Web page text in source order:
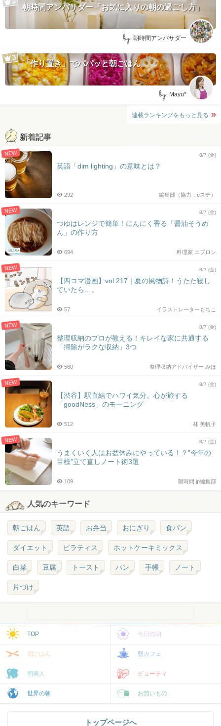
朝時間アンバサダー「お気に入りの朝の過ごし方」
by: 朝時間アンバサダー
「作り置き」でパパッと朝ごはん
by: Mayu*
連載ランキングをもっと見る
新着記事
NEW 8/7 (金)
英語「dim lighting」の意味とは？
編集部（協力：eステ）
292
NEW
BLOG
8/7 (金)
つゆはレンジで簡単！にんにく香る「醤油そうめ
ん」の作り方
料理家 エプロン
694
NEW 8/7 (金)
【四コマ漫画】vol.217｜夏の風物詩！うたた寝し
ていたら…。
イラストレーターもちこ
57
NEW 8/7 (金)
整理収納のプロが教える！キレイな家に共通する
「掃除がラクな収納」3つ
整理収納アドバイザー みほ
560
NEW 8/7 (金)
【渋谷】駅直結でハワイ気分。心が旅する
「goodNess」のモーニング
林 美帆子
512
NEW 8/7 (金)
うまくいく人はお盆休みにやっている！？”今年の
目標”立て直しノート術3選
朝時間.jp編集部
109
人気のキーワード
朝ごはん 英語 お弁当 おにぎり 食パン
ダイエット ピラティス ホットケーキミックス
白菜 豆腐 トースト パン 手帳 ノート
片づけ
TOP 今日の朝
朝ごはん 朝カフェ
朝美人 ビューティ
世界の朝 お買いもの
トップページへ